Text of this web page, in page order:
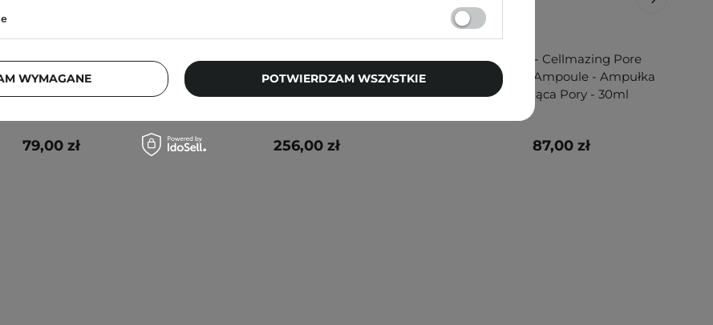
- Dive-In For Men All In
Emulsja do
Twarzy - 200g
79,00 zł
Medik8 - Crystal Retinal 1 -
Stabilne i Delikatne Serum
Przeciwstarzeniowe - 30ml
256,00 zł
Torriden - Cellmazing Pore
Perfecting Ampoule - Ampułka
Zwężająca Pory - 30ml
87,00 zł
WYMAGANE POTWIERDZAM WSZYSTKIE